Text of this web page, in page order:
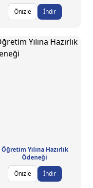
Önizle
İndir
Öğretim Yılına Hazırlık
Ödeneği
Önizle
İndir